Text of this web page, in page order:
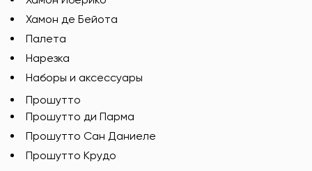
Хамон де Бейота
Палета
Нарезка
Наборы и аксессуары
Прошутто
Прошутто ди Парма
Прошутто Сан Даниеле
Прошутто Крудо